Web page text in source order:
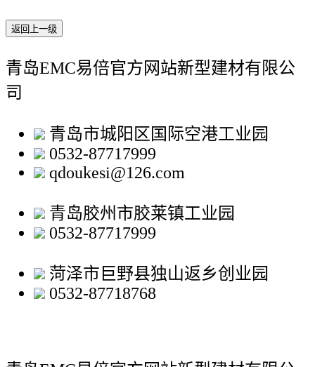
返回上一级
青岛EMC易倍官方网站新型建材有限公
司
青岛市城阳区国际空港工业园
0532-87717999
qdoukesi@126.com
青岛胶州市胶莱镇工业园
0532-87717999
菏泽市巨野县独山返乡创业园
0532-87718768